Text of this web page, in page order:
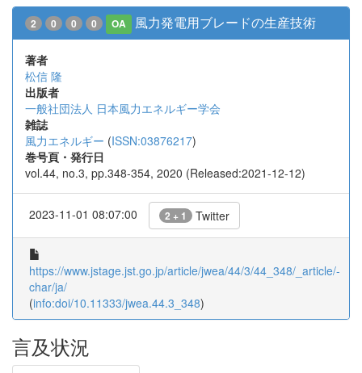
2 0 0 0 OA 風力発電用ブレードの生産技術
著者
松信 隆
出版者
一般社団法人 日本風力エネルギー学会
雑誌
風力エネルギー (ISSN:03876217)
巻号頁・発行日
vol.44, no.3, pp.348-354, 2020 (Released:2021-12-12)
2023-11-01 08:07:00 2 + 1 Twitter
https://www.jstage.jst.go.jp/article/jwea/44/3/44_348/_article/-
char/ja/
(info:doi/10.11333/jwea.44.3_348)
言及状況